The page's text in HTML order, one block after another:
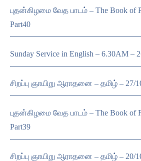
புதன்கிழமை வேத பாடம் – The Book of
Part40
Sunday Service in English – 6.30AM –
சிறப்பு ஞாயிறு ஆராதனை – தமிழ் – 27/
புதன்கிழமை வேத பாடம் – The Book of
Part39
சிறப்பு ஞாயிறு ஆராதனை – தமிழ் – 20/